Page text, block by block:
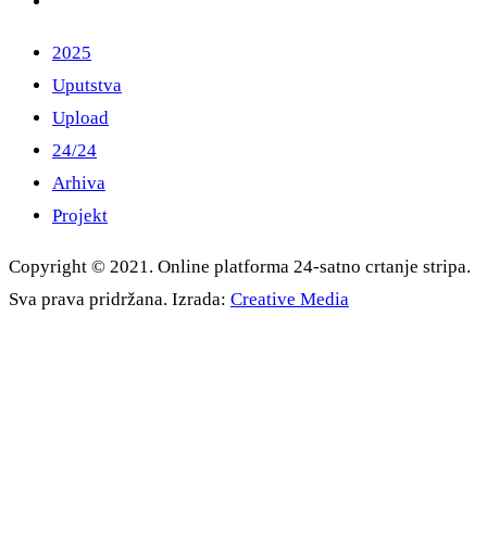
2025
Uputstva
Upload
24/24
Arhiva
Projekt
Copyright © 2021. Online platforma 24-satno crtanje stripa.
Sva prava pridržana. Izrada: Creative Media